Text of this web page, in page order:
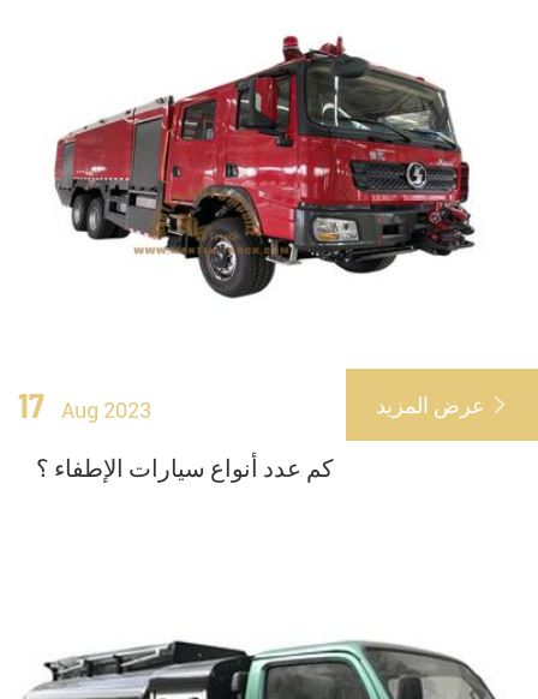
17 Aug 2023 عرض المزيد 
كم عدد أنواع سيارات الإطفاء ؟